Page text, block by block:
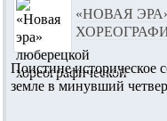
«НОВАЯ
Поистине историческое
земле в минувший